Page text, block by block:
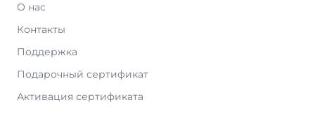
О нас
Контакты
Поддержка
Подарочный сертификат
Активация сертификата